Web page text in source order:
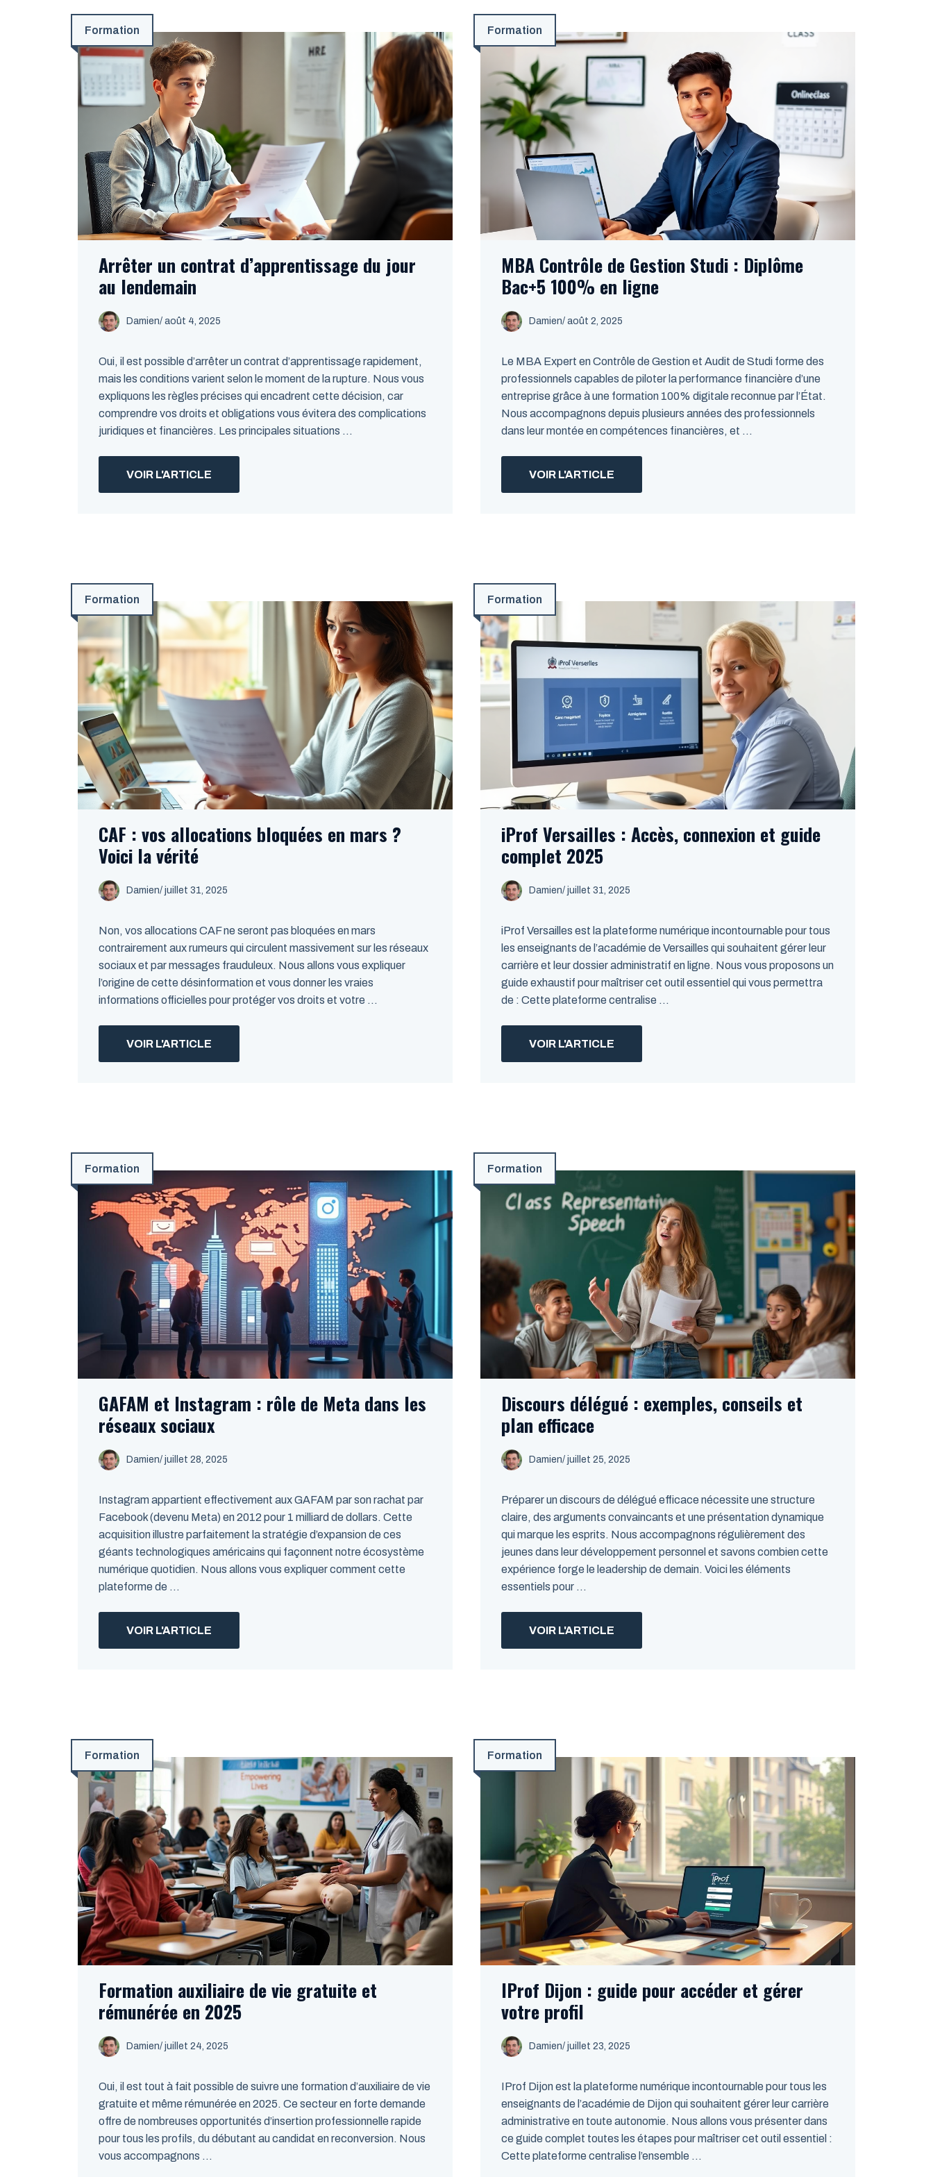
Formation
Arrêter un contrat d’apprentissage du jour
au lendemain
Damien/ août 4, 2025
Oui, il est possible d’arrêter un contrat d’apprentissage rapidement,
mais les conditions varient selon le moment de la rupture. Nous vous
expliquons les règles précises qui encadrent cette décision, car
comprendre vos droits et obligations vous évitera des complications
juridiques et financières. Les principales situations ...
VOIR L'ARTICLE
Formation
MBA Contrôle de Gestion Studi : Diplôme
Bac+5 100% en ligne
Damien/ août 2, 2025
Le MBA Expert en Contrôle de Gestion et Audit de Studi forme des
professionnels capables de piloter la performance financière d’une
entreprise grâce à une formation 100% digitale reconnue par l’État.
Nous accompagnons depuis plusieurs années des professionnels
dans leur montée en compétences financières, et ...
VOIR L'ARTICLE
Formation
CAF : vos allocations bloquées en mars ?
Voici la vérité
Damien/ juillet 31, 2025
Non, vos allocations CAF ne seront pas bloquées en mars
contrairement aux rumeurs qui circulent massivement sur les réseaux
sociaux et par messages frauduleux. Nous allons vous expliquer
l’origine de cette désinformation et vous donner les vraies
informations officielles pour protéger vos droits et votre ...
VOIR L'ARTICLE
Formation
iProf Versailles : Accès, connexion et guide
complet 2025
Damien/ juillet 31, 2025
iProf Versailles est la plateforme numérique incontournable pour tous
les enseignants de l’académie de Versailles qui souhaitent gérer leur
carrière et leur dossier administratif en ligne. Nous vous proposons un
guide exhaustif pour maîtriser cet outil essentiel qui vous permettra
de : Cette plateforme centralise ...
VOIR L'ARTICLE
Formation
GAFAM et Instagram : rôle de Meta dans les
réseaux sociaux
Damien/ juillet 28, 2025
Instagram appartient effectivement aux GAFAM par son rachat par
Facebook (devenu Meta) en 2012 pour 1 milliard de dollars. Cette
acquisition illustre parfaitement la stratégie d’expansion de ces
géants technologiques américains qui façonnent notre écosystème
numérique quotidien. Nous allons vous expliquer comment cette
plateforme de ...
VOIR L'ARTICLE
Formation
Discours délégué : exemples, conseils et
plan efficace
Damien/ juillet 25, 2025
Préparer un discours de délégué efficace nécessite une structure
claire, des arguments convaincants et une présentation dynamique
qui marque les esprits. Nous accompagnons régulièrement des
jeunes dans leur développement personnel et savons combien cette
expérience forge le leadership de demain. Voici les éléments
essentiels pour ...
VOIR L'ARTICLE
Formation
Formation auxiliaire de vie gratuite et
rémunérée en 2025
Damien/ juillet 24, 2025
Oui, il est tout à fait possible de suivre une formation d’auxiliaire de vie
gratuite et même rémunérée en 2025. Ce secteur en forte demande
offre de nombreuses opportunités d’insertion professionnelle rapide
pour tous les profils, du débutant au candidat en reconversion. Nous
vous accompagnons ...
Formation
IProf Dijon : guide pour accéder et gérer
votre profil
Damien/ juillet 23, 2025
IProf Dijon est la plateforme numérique incontournable pour tous les
enseignants de l’académie de Dijon qui souhaitent gérer leur carrière
administrative en toute autonomie. Nous allons vous présenter dans
ce guide complet toutes les étapes pour maîtriser cet outil essentiel :
Cette plateforme centralise l’ensemble ...